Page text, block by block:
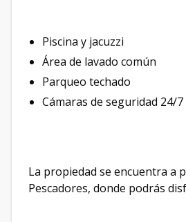
Piscina y jacuzzi
Área de lavado común
Parqueo techado
Cámaras de seguridad 24/7
La propiedad se encuentra a
Pescadores, donde podrás